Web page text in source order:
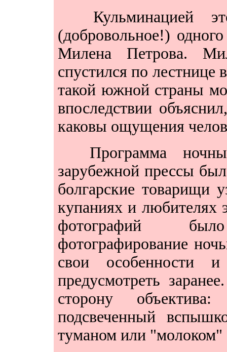
Кульминацией
(добровольное!)
Милена Петрова.
спустился по лестнице
такой южной страны
впоследствии
каковы ощущения
Программа
зарубежной прессы
болгарские товарищи
купаниях и любителях
фотографий
фотографирование
свои особенности
предусмотреть
сторону
подсвеченный
туманом или